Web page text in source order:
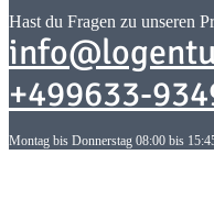
Hast du Fragen zu unseren
+499633-
Montag bis Donnerstag 08:00 bis